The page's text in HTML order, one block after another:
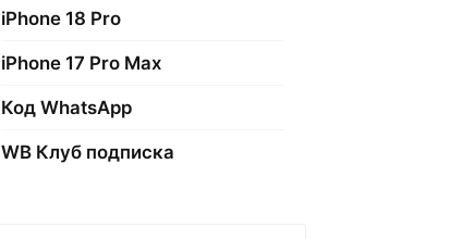
iPhone 18 Pro
iPhone 17 Pro Max
Код WhatsApp
WB Клуб подписка